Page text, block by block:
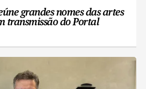
grandes nomes das artes
transmissão do Portal